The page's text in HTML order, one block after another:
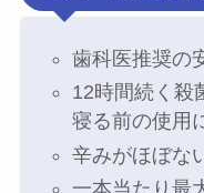
歯科医推奨の
12時間続く殺
寝る前の使用
辛みがほぼな